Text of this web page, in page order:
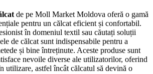
de pe Moll Market Moldova oferă o gamă
pentru un călcat eficient și confortabil.
în domeniul textil sau căutați soluții
de călcat sunt indispensabile pentru a
și bine întreținute. Aceste produse sunt
nevoile diverse ale utilizatorilor, oferind
utilizare, astfel încât călcatul să devină o